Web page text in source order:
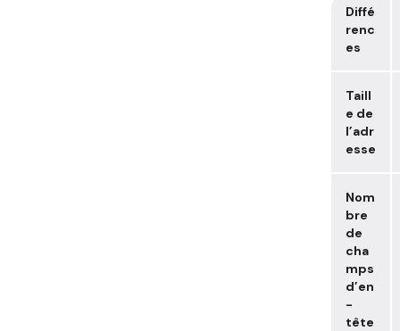
Diffé
renc
es
Taill
e de
l’adr
esse
Nom
bre
de
cha
mps
d’en
-
tête